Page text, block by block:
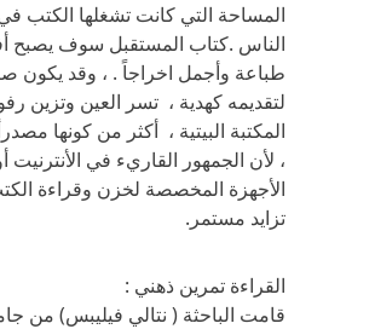
المساحة التي كانت تشغلها الكتب
الناس .كتاب المستقبل سوف يصبح
طباعة وأجمل اخراجاً . ، وقد يكون
لتقديمه كهدية ، تسر العين وتزين
المكتبة البيتية ، أكثر من كونها
، لأن الجمهور القاريء في الأنترنيت
الأجهزة المخصصة لخزن وقراءة
تزايد مستمر.
القراءة تمرين ذهني :
قامت الباحثة ( نتالي فيليبس) من